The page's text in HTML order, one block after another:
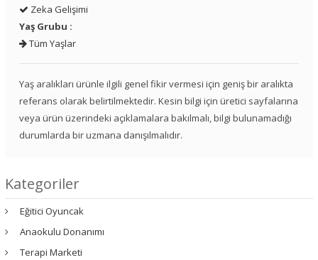
Zeka Gelişimi
Yaş Grubu :
Tüm Yaşlar
Yaş aralıkları ürünle ilgili genel fikir vermesi için geniş bir aralıkta
referans olarak belirtilmektedir. Kesin bilgi için üretici sayfalarına
veya ürün üzerindeki açıklamalara bakılmalı, bilgi bulunamadığı
durumlarda bir uzmana danışılmalıdır.
Kategoriler
Eğitici Oyuncak
Anaokulu Donanımı
Terapi Marketi